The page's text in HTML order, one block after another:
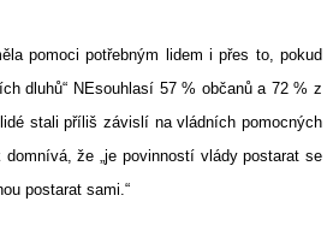
pomoci potřebným lidem i přes to, pokud
dluhů“ NEsouhlasí 57 % občanů a 72 % z
stali příliš závislí na vládních pomocných
domnívá, že „je povinností vlády postarat se
postarat sami.“